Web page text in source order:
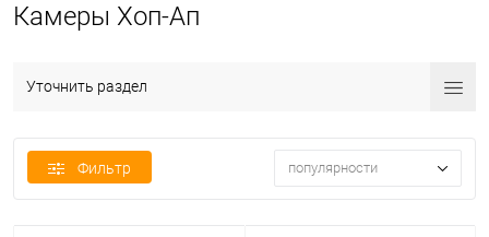
Камеры Хоп-Ап
Уточнить раздел
Фильтр популярности